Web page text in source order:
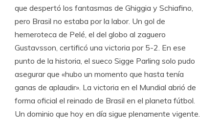
que despertó los fantasmas de Ghiggia y Schiafino,
pero Brasil no estaba por la labor. Un gol de
hemeroteca de Pelé, el del globo al zaguero
Gustavsson, certificó una victoria por 5-2. En ese
punto de la historia, el sueco Sigge Parling solo pudo
asegurar que «hubo un momento que hasta tenía
ganas de aplaudir». La victoria en el Mundial abrió de
forma oficial el reinado de Brasil en el planeta fútbol.
Un dominio que hoy en día sigue plenamente vigente.